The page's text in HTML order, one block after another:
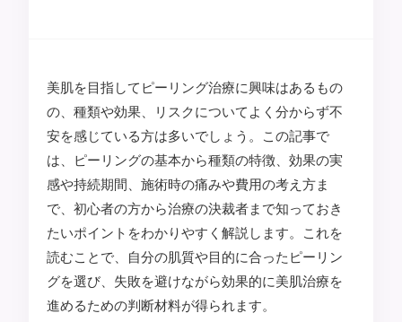
美肌を目指してピーリング治療に興味はあるもの
の、種類や効果、リスクについてよく分からず不
安を感じている方は多いでしょう。この記事で
は、ピーリングの基本から種類の特徴、効果の実
感や持続期間、施術時の痛みや費用の考え方ま
で、初心者の方から治療の決裁者まで知っておき
たいポイントをわかりやすく解説します。これを
読むことで、自分の肌質や目的に合ったピーリン
グを選び、失敗を避けながら効果的に美肌治療を
進めるための判断材料が得られます。